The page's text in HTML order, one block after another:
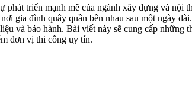
triển mạnh mẽ của ngành xây dựng và nội
gia đình quây quần bên nhau sau một ngày
và bảo hành. Bài viết này sẽ cung cấp những
đơn vị thi công uy tín.